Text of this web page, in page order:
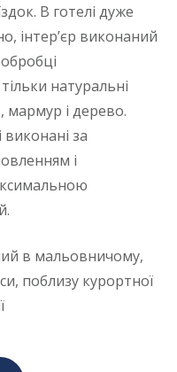
В готелі дуже
інтер’єр виконаний
натуральні
мармур і дерево.
за
і
в мальовничому,
поблизу курортної